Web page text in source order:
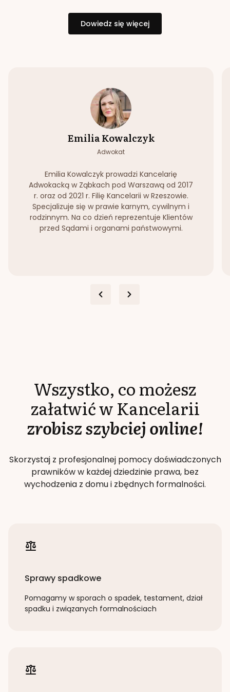
Dowiedz się więcej
Emilia Kowalczyk
Adwokat
Emilia Kowalczyk prowadzi Kancelarię
Adwokacką w Ząbkach pod Warszawą od 2017
r. oraz od 2021 r. Filię Kancelarii w Rzeszowie.
Specjalizuje się w prawie karnym, cywilnym i
rodzinnym. Na co dzień reprezentuje Klientów
przed Sądami i organami państwowymi.
Wszystko, co możesz
załatwić w Kancelarii
zrobisz szybciej online!
Skorzystaj z profesjonalnej pomocy doświadczonych
prawników w każdej dziedzinie prawa, bez
wychodzenia z domu i zbędnych formalności.
Sprawy spadkowe
Pomagamy w sporach o spadek, testament, dział
spadku i związanych formalnościach